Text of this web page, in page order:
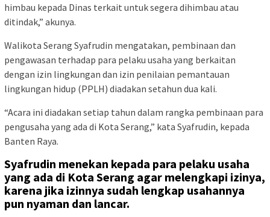
himbau kepada Dinas terkait untuk segera dihimbau atau
ditindak,” akunya.
Walikota Serang Syafrudin mengatakan, pembinaan dan
pengawasan terhadap para pelaku usaha yang berkaitan
dengan izin lingkungan dan izin penilaian pemantauan
lingkungan hidup (PPLH) diadakan setahun dua kali.
“Acara ini diadakan setiap tahun dalam rangka pembinaan para
pengusaha yang ada di Kota Serang,” kata Syafrudin, kepada
Banten Raya.
Syafrudin menekan kepada para pelaku usaha
yang ada di Kota Serang agar melengkapi izinya,
karena jika izinnya sudah lengkap usahannya
pun nyaman dan lancar.